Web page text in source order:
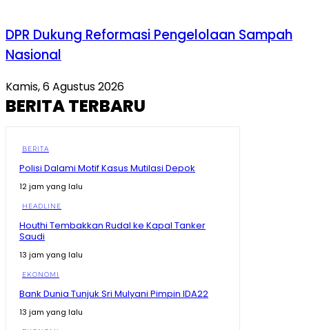
DPR Dukung Reformasi Pengelolaan Sampah
Nasional
Kamis, 6 Agustus 2026
BERITA TERBARU
BERITA
Polisi Dalami Motif Kasus Mutilasi Depok
12 jam yang lalu
HEADLINE
Houthi Tembakkan Rudal ke Kapal Tanker
Saudi
13 jam yang lalu
EKONOMI
Bank Dunia Tunjuk Sri Mulyani Pimpin IDA22
13 jam yang lalu